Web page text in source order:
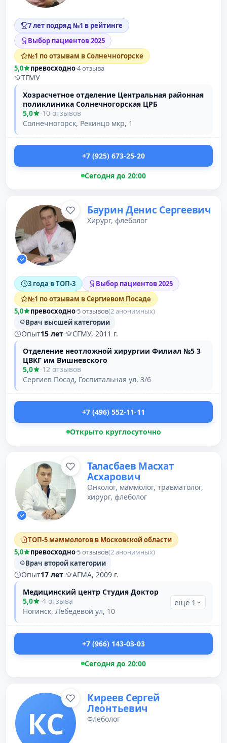
7 лет подряд №1 в рейтинге
Выбор пациентов 2025
№1 по отзывам в Солнечногорске
5,0
превосходно·4 отзыва
ТГМУ
Хозрасчетное отделение Центральная районная
поликлиника Солнечногорская ЦРБ
5,0
·10 отзывов
Солнечногорск, Рекинцо мкр, 1
+7 (925) 673-25-20
Сегодня до 20:00
Баурин Денис Сергеевич
Хирург, флеболог
3 года в ТОП-3
Выбор пациентов 2025
№1 по отзывам в Сергиевом Посаде
5,0
превосходно·5 отзывов(2 анонимных)
Врач высшей категории
Опыт15 лет·
СГМУ, 2011 г.
Отделение неотложной хирургии Филиал №5 3
ЦВКГ им Вишневского
5,0
·12 отзывов
Сергиев Посад, Госпитальная ул, 3/6
+7 (496) 552-11-11
Открыто круглосуточно
Таласбаев Масхат
Асхарович
Онколог, маммолог, травматолог,
хирург, флеболог
ТОП-5 маммологов в Московской области
5,0
превосходно·5 отзывов(2 анонимных)
Врач второй категории
Опыт17 лет·
АГМА, 2009 г.
Медицинский центр Студия Доктор
5,0
·4 отзыва
Ногинск, Лебедевой ул, 10
ещё 1
+7 (966) 143-03-03
Сегодня до 20:00
КС
Киреев Сергей
Леонтьевич
Флеболог